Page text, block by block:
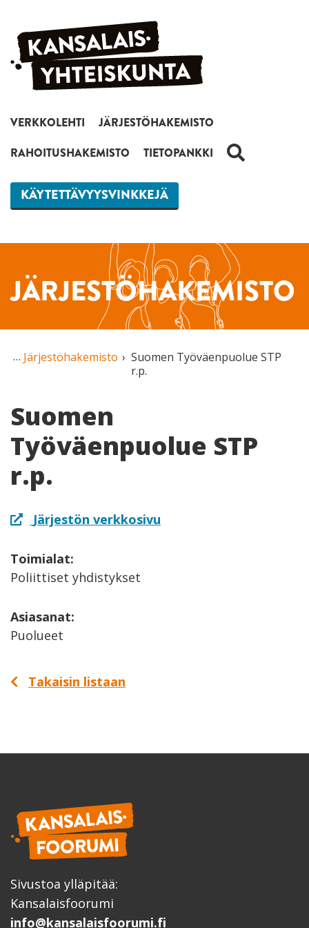
Siirry sisältöön
VERKKOLEHTI
JÄRJESTÖHAKEMISTO
RAHOITUSHAKEMISTO
TIETOPANKKI HAKU
KÄYTETTÄVYYSVINKKEJÄ
JÄRJESTÖHAKEMISTO
Järjestöhakemisto
Suomen Työväenpuolue STP
r.p.
Suomen
Työväenpuolue STP
r.p.
Järjestön verkkosivu
Toimialat:
Poliittiset yhdistykset
Asiasanat:
Puolueet
Takaisin listaan
Sivustoa ylläpitää:
Kansalaisfoorumi
info@kansalaisfoorumi.fi